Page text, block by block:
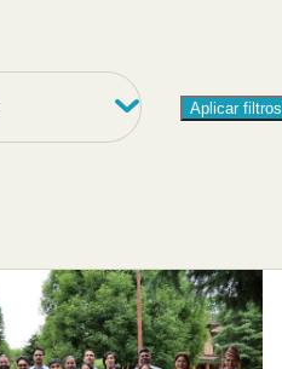
Aplicar filtros